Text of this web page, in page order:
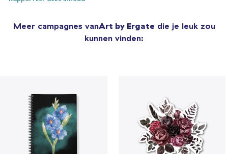
Meer campagnes vanArt by Ergate die je leuk zou
kunnen vinden: